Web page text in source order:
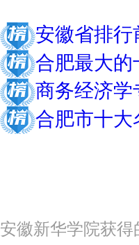
安徽省排行
合肥最大的
商务经济学
合肥市十大
安徽新华学院获